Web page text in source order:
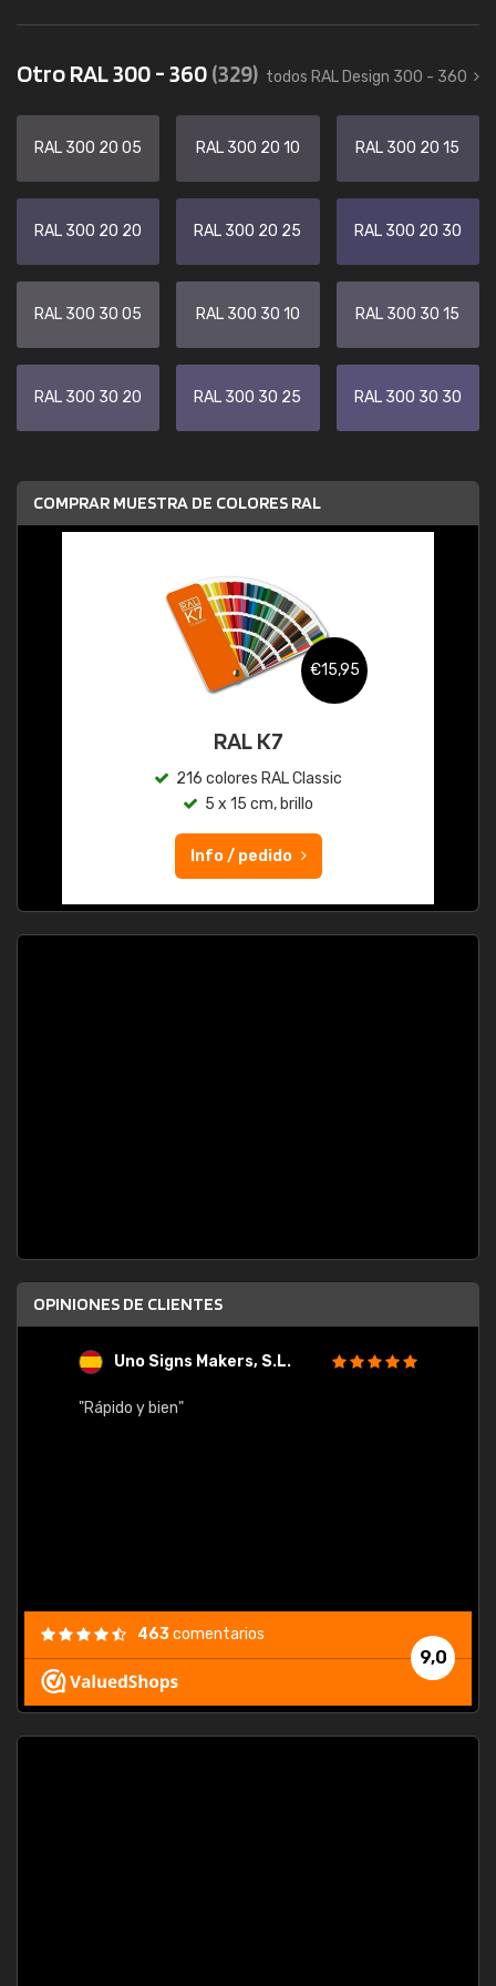
Otro RAL 300 - 360(329) todos RAL Design 300 - 360
RAL 300 20 05 RAL 300 20 10 RAL 300 20 15
RAL 300 20 20 RAL 300 20 25 RAL 300 20 30
RAL 300 30 05 RAL 300 30 10 RAL 300 30 15
RAL 300 30 20 RAL 300 30 25 RAL 300 30 30
COMPRAR MUESTRA DE COLORES RAL
€15,95
RAL K7
216 colores RAL Classic
5 x 15 cm, brillo
Info / pedido
OPINIONES DE CLIENTES
Uno Signs Makers, S.L.
"Rápido y bien"
9,0
463comentarios